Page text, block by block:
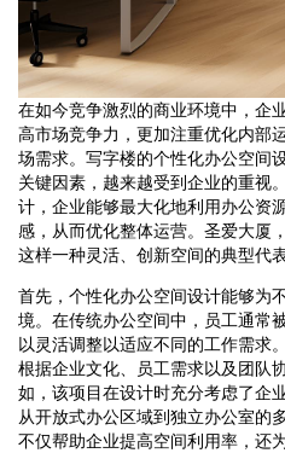
在如今竞争激烈的商业环境中，企
高市场竞争力，更加注重优化内部
场需求。写字楼的个性化办公空间
关键因素，越来越受到企业的重视
计，企业能够最大化地利用办公资
感，从而优化整体运营。圣爱大厦
这样一种灵活、创新空间的典型代表
首先，个性化办公空间设计能够为
境。在传统办公空间中，员工通常
以灵活调整以适应不同的工作需求
根据企业文化、员工需求以及团队
如，该项目在设计时充分考虑了企
从开放式办公区域到独立办公室的
不仅帮助企业提高空间利用率，还